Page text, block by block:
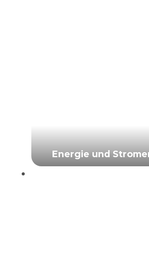
Energie und